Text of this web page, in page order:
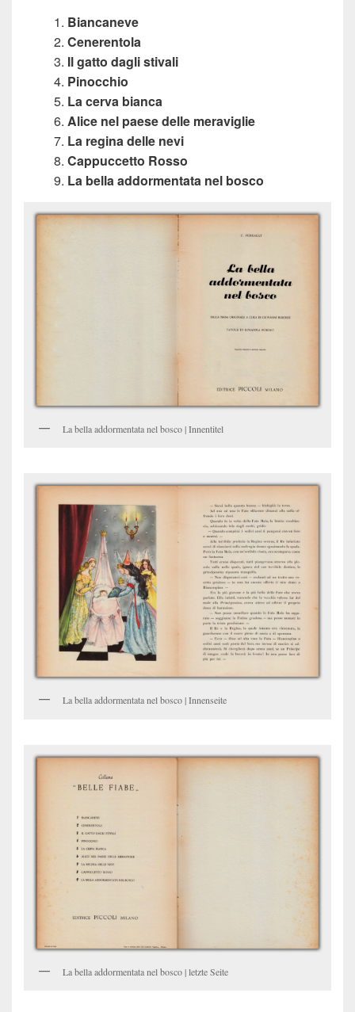
Biancaneve
Cenerentola
Il gatto dagli stivali
Pinocchio
La cerva bianca
Alice nel paese delle meraviglie
La regina delle nevi
Cappuccetto Rosso
La bella addormentata nel bosco
La bella addormentata nel bosco | Innentitel
La bella addormentata nel bosco | Innenseite
La bella addormentata nel bosco | letzte Seite